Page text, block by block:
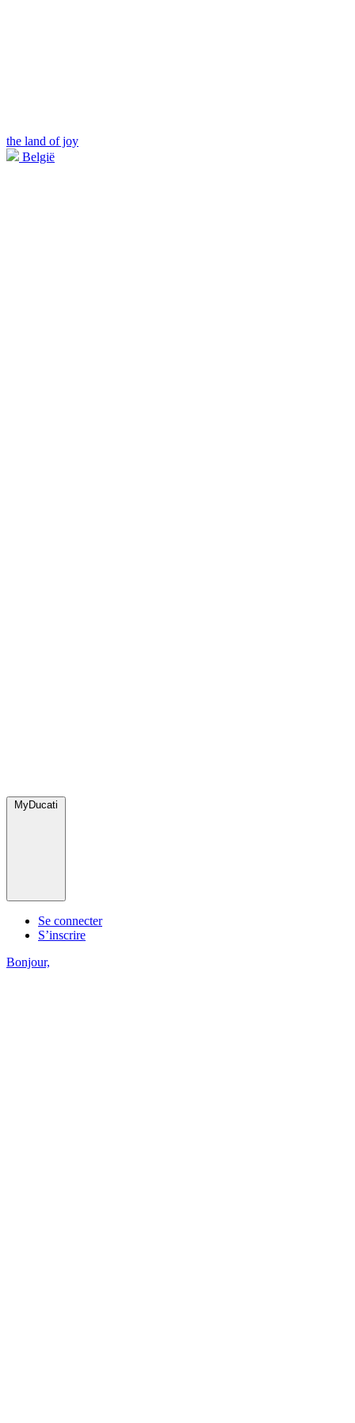
the land of joy
België
MyDucati
Se connecter
S’inscrire
Bonjour,